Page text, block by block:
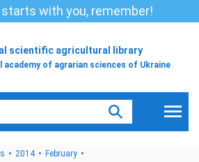
with you, remember!
scientific agricultural library
academy of agrarian sciences of Ukraine
2014
February